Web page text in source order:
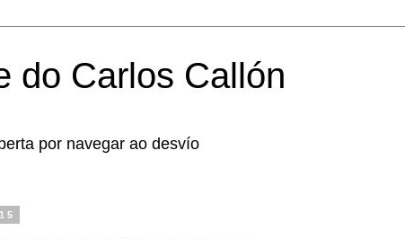
do Carlos Callón
por navegar ao desvío